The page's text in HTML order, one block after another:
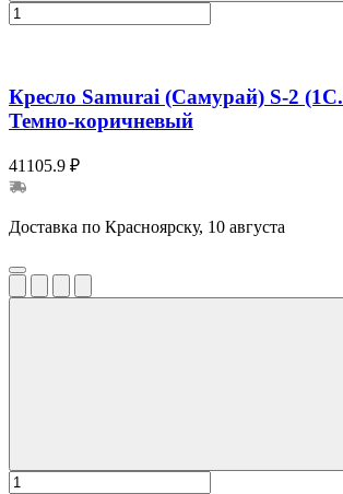
Кресло Samurai (Самурай) S-2
Темно-коричневый
41105.9 ₽
Доставка по Красноярску, 10 августа